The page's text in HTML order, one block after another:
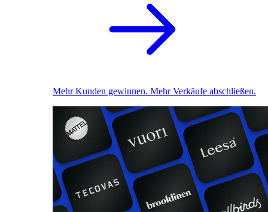
Mehr Kunden gewinnen. Mehr Verkäufe abschließen.